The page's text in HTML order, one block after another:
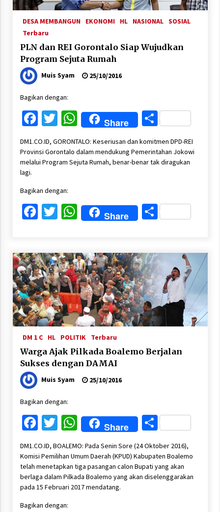
DESA MEMBANGUN EKONOMI HL NASIONAL SOSIAL
Terbaru
PLN dan REI Gorontalo Siap Wujudkan
Program Sejuta Rumah
Muis Syam 25/10/2016
Bagikan dengan:
Facebook
Twitter
WhatsApp
Share Share
DM1.CO.ID, GORONTALO: Keseriusan dan komitmen DPD-REI
Provinsi Gorontalo dalam mendukung Pemerintahan Jokowi
melalui Program Sejuta Rumah, benar-benar tak diragukan
lagi.
Bagikan dengan:
Facebook
Twitter
WhatsApp
Share Share
DM 1 C HL POLITIK Terbaru
Warga Ajak Pilkada Boalemo Berjalan
Sukses dengan DAMAI
Muis Syam 25/10/2016
Bagikan dengan:
Facebook
Twitter
WhatsApp
Share Share
DM1.CO.ID, BOALEMO: Pada Senin Sore (24 Oktober 2016),
Komisi Pemilihan Umum Daerah (KPUD) Kabupaten Boalemo
telah menetapkan tiga pasangan calon Bupati yang akan
berlaga dalam Pilkada Boalemo yang akan diselenggarakan
pada 15 Februari 2017 mendatang.
Bagikan dengan: